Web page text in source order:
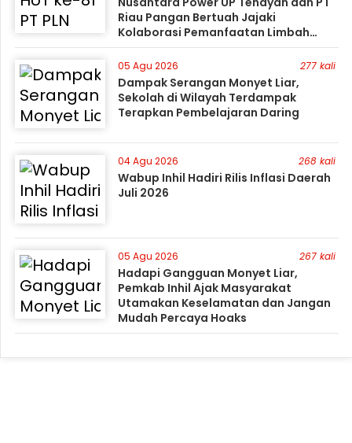
Riau Pangan Bertuah Jajaki
Kolaborasi Pemanfaatan Limbah
FABA untuk Dukung Swasembada
05 Agu 2026 277 kali
Dampak Serangan Monyet Liar,
Sekolah di Wilayah Terdampak
Terapkan Pembelajaran Daring
04 Agu 2026 268 kali
Wabup Inhil Hadiri Rilis Inflasi Daerah
Juli 2026
05 Agu 2026 267 kali
Hadapi Gangguan Monyet Liar,
Pemkab Inhil Ajak Masyarakat
Utamakan Keselamatan dan Jangan
Mudah Percaya Hoaks